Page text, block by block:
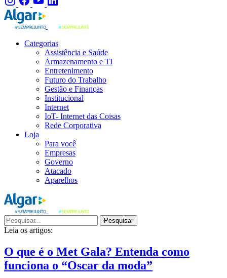
Categorias
Assistência e Saúde
Armazenamento e TI
Entretenimento
Futuro do Trabalho
Gestão e Finanças
Institucional
Internet
IoT- Internet das Coisas
Rede Corporativa
Loja
Para você
Empresas
Governo
Atacado
Aparelhos
Pesquisar
Leia os artigos:
O que é o Met Gala? Entenda como
funciona o “Oscar da moda”